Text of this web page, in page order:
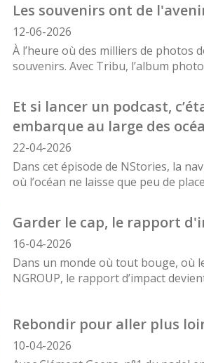
Les souvenirs ont de
12-06-2026
À l’heure où des milliers de
souvenirs. Avec Tribu, l’album
Et si lancer un podcast,
embarque au large des
22-04-2026
Dans cet épisode de NStories, la
où l’océan ne laisse que peu de
Garder le cap, le rapport
16-04-2026
Dans un monde où tout bouge, où
NGROUP, le rapport d’impact
Rebondir pour aller plus
10-04-2026